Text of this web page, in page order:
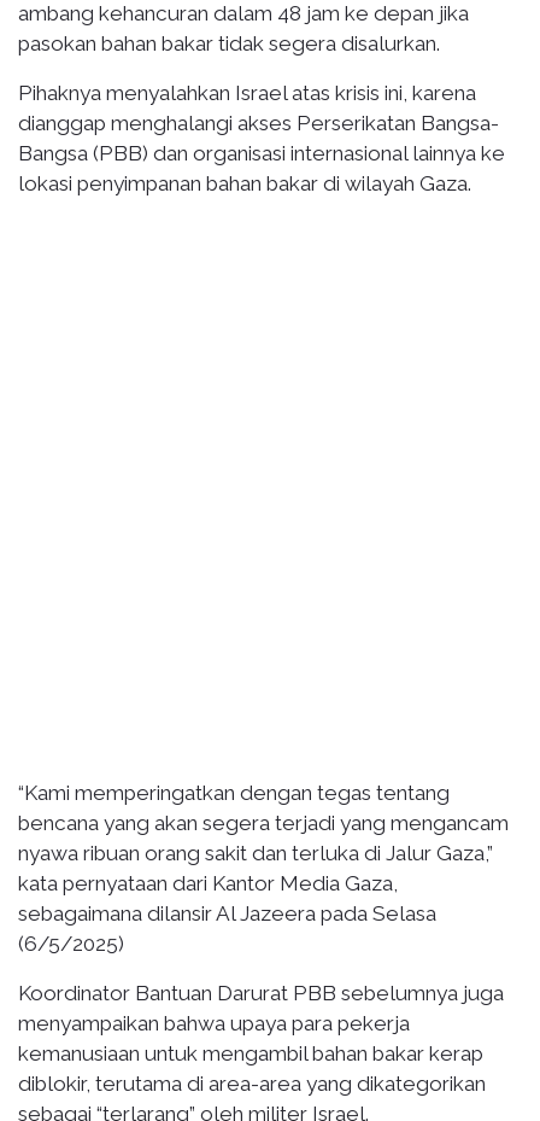
ambang kehancuran dalam 48 jam ke depan jika
pasokan bahan bakar tidak segera disalurkan.
Pihaknya menyalahkan Israel atas krisis ini, karena
dianggap menghalangi akses Perserikatan Bangsa-
Bangsa (PBB) dan organisasi internasional lainnya ke
lokasi penyimpanan bahan bakar di wilayah Gaza.
“Kami memperingatkan dengan tegas tentang
bencana yang akan segera terjadi yang mengancam
nyawa ribuan orang sakit dan terluka di Jalur Gaza,”
kata pernyataan dari Kantor Media Gaza,
sebagaimana dilansir Al Jazeera pada Selasa
(6/5/2025)
Koordinator Bantuan Darurat PBB sebelumnya juga
menyampaikan bahwa upaya para pekerja
kemanusiaan untuk mengambil bahan bakar kerap
diblokir, terutama di area-area yang dikategorikan
sebagai “terlarang” oleh militer Israel.